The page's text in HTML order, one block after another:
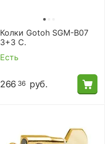
Колки Gotoh SGM-B07
3+3 C.
Есть
266 36 руб.